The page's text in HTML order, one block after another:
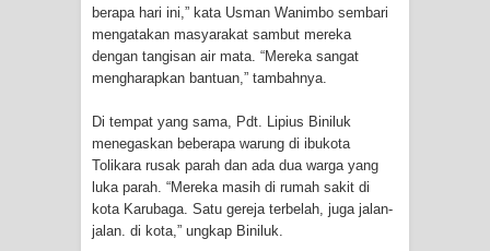
Idorway Masih Hilang
berapa hari ini,” kata Usman Wanimbo sembari
mengatakan masyarakat sambut mereka
dengan tangisan air mata. “Mereka sangat
mengharapkan bantuan,” tambahnya.
Di tempat yang sama, Pdt. Lipius Biniluk
menegaskan beberapa warung di ibukota
Tolikara rusak parah dan ada dua warga yang
luka parah. “Mereka masih di rumah sakit di
kota Karubaga. Satu gereja terbelah, juga jalan-
jalan. di kota,” ungkap Biniluk.